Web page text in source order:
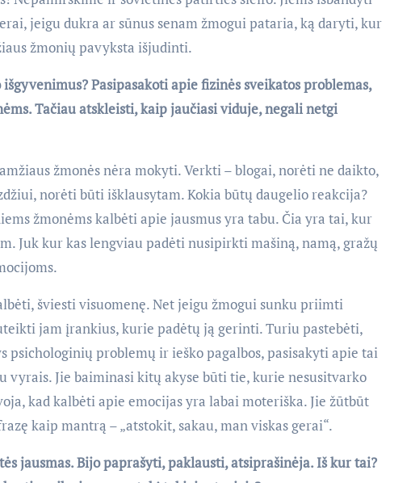
jeigu dukra ar sūnus senam žmogui pataria, ką daryti, kur
žmonių pavyksta išjudinti.
Pasipasakoti apie fizinės sveikatos problemas,
Tačiau atskleisti, kaip jaučiasi viduje, negali netgi
žmonės nėra mokyti. Verkti – blogai, norėti ne daikto,
norėti būti išklausytam. Kokia būtų daugelio reakcija?
žmonėms kalbėti apie jausmus yra tabu. Čia yra tai, kur
Juk kur kas lengviau padėti nusipirkti mašiną, namą, gražų
šviesti visuomenę. Net jeigu žmogui sunku priimti
jam įrankius, kurie padėtų ją gerinti. Turiu pastebėti,
problemų ir ieško pagalbos, pasisakyti apie tai
vyrais. Jie baiminasi kitų akyse būti tie, kurie nesusitvarko
kad kalbėti apie emocijas yra labai moteriška. Jie žūtbūt
kaip mantrą – „atstokit, sakau, man viskas gerai“.
jausmas. Bijo paprašyti, paklausti, atsiprašinėja. Iš kur tai?